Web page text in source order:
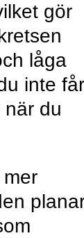
gör
låga
inte får
du